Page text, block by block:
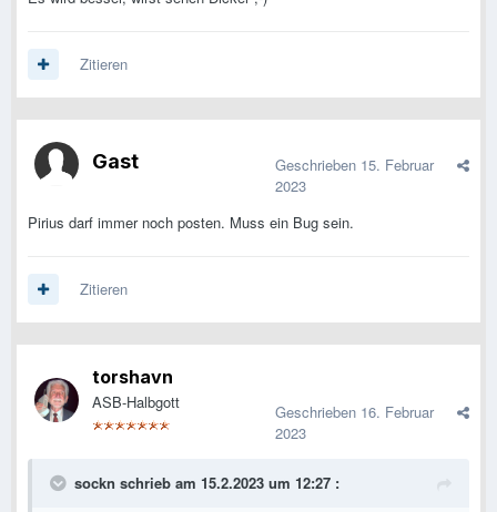
Zitieren
Gast Geschrieben 15. Februar
2023
Pirius darf immer noch posten. Muss ein Bug sein.
Zitieren
torshavn
ASB-Halbgott Geschrieben 16. Februar
2023
sockn schrieb am 15.2.2023 um 12:27 :